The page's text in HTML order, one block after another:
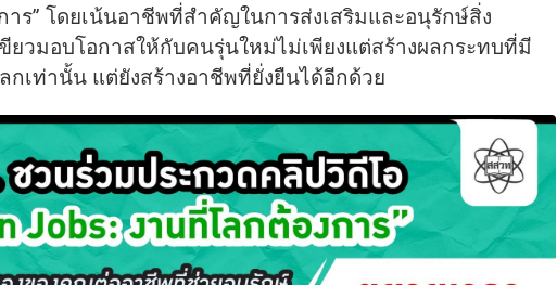
าร” โดยเน้นอาชีพที่สำคัญในการส่งเสริมและอนุรักษ์สิ่ง
ยวมอบโอกาสให้กับคนรุ่นใหม่ไม่เพียงแต่สร้างผลกระทบที่มี
กเท่านั้น แต่ยังสร้างอาชีพที่ยั่งยืนได้อีกด้วย